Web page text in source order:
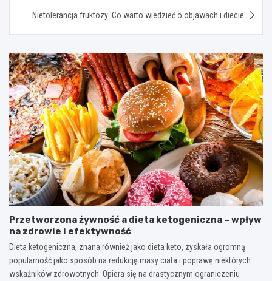
Nietolerancja fruktozy: Co warto wiedzieć o objawach i diecie
Przetworzona żywność a dieta ketogeniczna – wpływ
na zdrowie i efektywność
Dieta ketogeniczna, znana również jako dieta keto, zyskała ogromną
popularność jako sposób na redukcję masy ciała i poprawę niektórych
wskaźników zdrowotnych. Opiera się na drastycznym ograniczeniu